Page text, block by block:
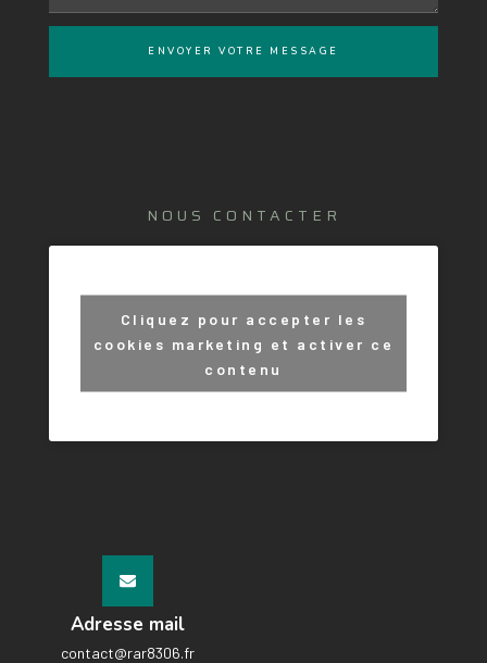
ENVOYER VOTRE MESSAGE
NOUS CONTACTER
Cliquez pour accepter les
cookies marketing et activer ce
contenu
Adresse mail
contact@rar8306.fr